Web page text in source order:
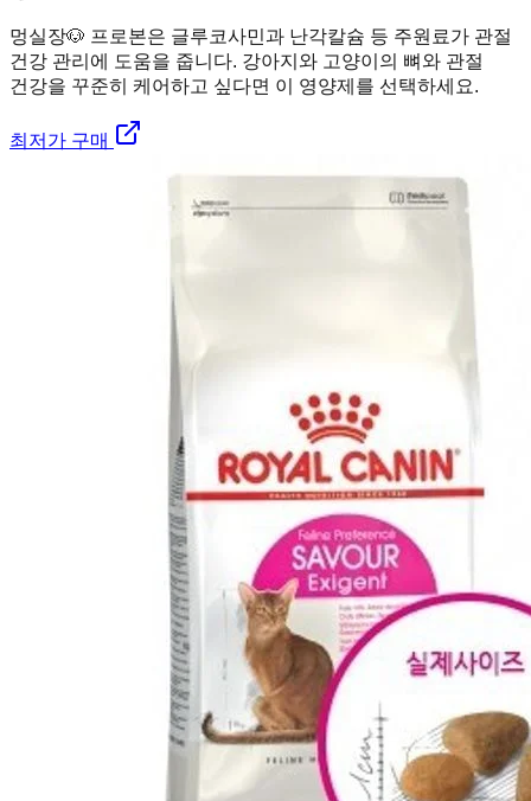
멍실장🐶 프로본은 글루코사민과 난각칼슘 등 주원료가 관절
건강 관리에 도움을 줍니다. 강아지와 고양이의 뼈와 관절
건강을 꾸준히 케어하고 싶다면 이 영양제를 선택하세요.
최저가 구매